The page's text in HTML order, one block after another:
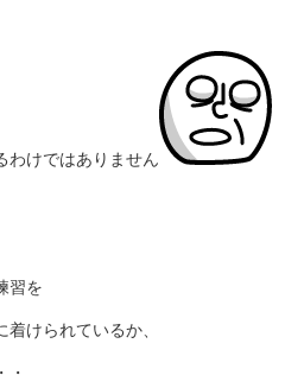
わけではありません
習を
けられているか、
・